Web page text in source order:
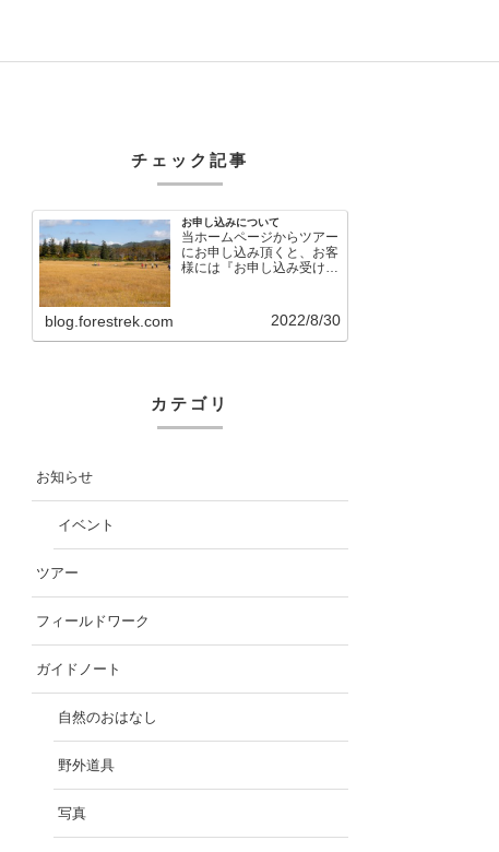
チェック記事
お申し込みについて
当ホームページからツアー
にお申し込み頂くと、お客
様には『お申し込み受け付
blog.forestrek.com 2022/8/30
カテゴリ
お知らせ
イベント
ツアー
フィールドワーク
ガイドノート
自然のおはなし
野外道具
写真